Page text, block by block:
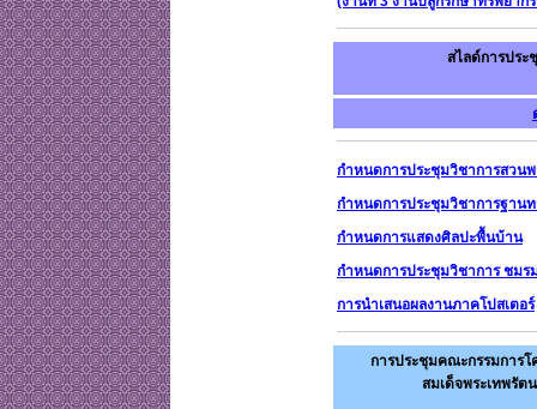
สไลด์การปร
กำหนดการประชุมวิชาการสวนพ
กำหนดการประชุมวิชาการฐาน
กำหนดการแสดงศิลปะพื้นบ้าน
กําหนดการประชุมวิชาการ ชม
การนำเสนอผลงานภาคโปสเตอร์
การประชุมคณะกรรมการโ
สมเด็จพระเทพรั